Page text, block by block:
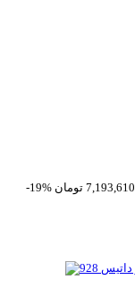
-19%
7,193,610 تومان